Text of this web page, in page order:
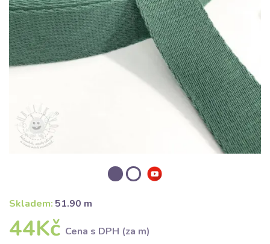
Skladem: 51.90 m
44Kč Cena s DPH (za m)